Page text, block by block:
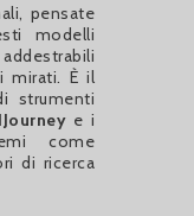
pensate
modelli
mirati. È il
strumenti
e i
come
di ricerca